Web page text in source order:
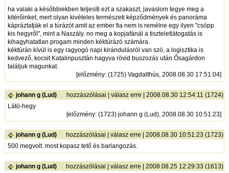
ha valaki a későbbiekben teljesíti ezt a szakaszt, javaslom tegye meg a
kitérőinket, mert olyan kivételes természeti képződmények és panoráma
kápráztatják el a túrázót amit az ember fia nem is remélne egy ilyen "csöpp
kis hegyről", mint a Naszály. no meg a kopjafánál a tiszteletlátogatás is
kihagyhatatlan progam minden kéktúrázó számára.
kéktúrán kívül is egy ragyogó napi kirándulásról van szó, a logisztika is
kedvező, kocsit Katalinpusztán hagyva rövid buszozás után Ősagárdon
találjuk magunkat.
[előzmény: (1725) Vagdalthús, 2008.08.30 17:51:04]
johann g (Lud) hozzászólásai |válasz erre | 2008.08.30 12:54:11 (1724)
Látó-hegy
[előzmény: (1723) johann g (Lud), 2008.08.30 10:51:23]
johann g (Lud) hozzászólásai |válasz erre | 2008.08.30 10:51:23 (1723)
500 megvolt. most kopasz tető és barlangozás.
johann g (Lud) hozzászólásai |válasz erre | 2008.08.25 12:29:33 (1613)